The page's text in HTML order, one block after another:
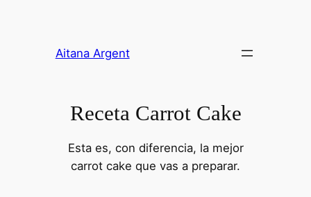
contenidoAitana Argent
Receta Carrot Cake
Esta es, con diferencia, la mejor
carrot cake que vas a preparar.